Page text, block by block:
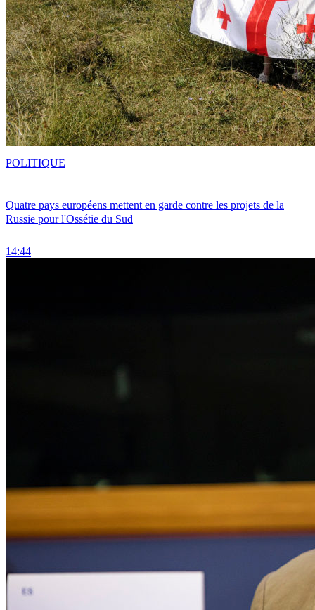
Quatre pays européens mettent en garde contre les projets de la
Russie pour l'Ossétie du Sud
14:44
POLITIQUE